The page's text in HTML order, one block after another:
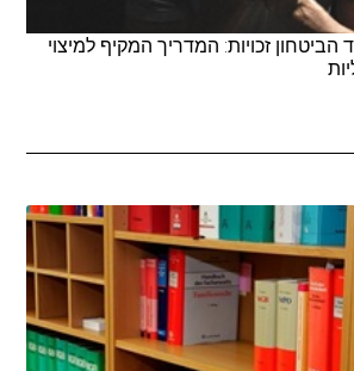
זכויות: המדריך המקיף למיצוי